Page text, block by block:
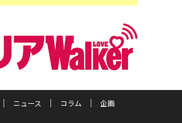
ニュース コラム 企画